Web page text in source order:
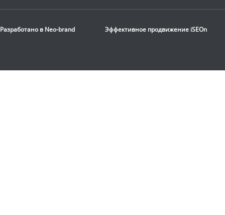
Разработано в Neo-brand Эффективное продвижение iSEOn